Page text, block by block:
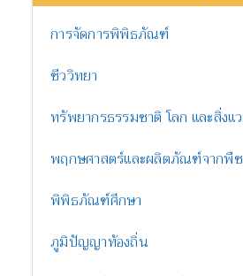
การจัดการพิพิธภัณฑ์
ชีววิทยา
พฤกษศาสตร์และผลิตภัณฑ์จากพืช
พิพิธภัณฑ์ศึกษา
ภูมิปัญญาท้องถิ่น